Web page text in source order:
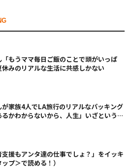
「もうママ毎日ご飯のことで頭がいっぱ
みのリアルな生活に共感しかない
家族4人でLA旅行のリアルなパッキング
かわからないから、人生」いざというと
援もアンタ達の仕事でしょ？」をイッキ
プ＞で読める！）